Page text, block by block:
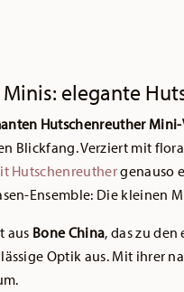
elegante
Hutschenreuther Mini-
Blickfang. Verziert mit
Hutschenreuthergenauso
Ensemble: Die kleinen
aus Bone China, das zu
Optik aus. Mit ihrer